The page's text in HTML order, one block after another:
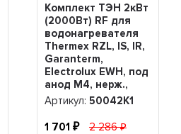
Комплект ТЭН 2кВт
(2000Вт) RF для
водонагревателя
Thermex RZL, IS, IR,
Garanterm,
Electrolux EWH, под
анод М4, нерж.,
PREMIUM +
прокладка,
50042K1
Артикул: 50042K1
1 701 2 286